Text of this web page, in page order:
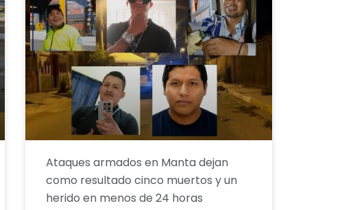
Ataques armados en Manta dejan
como resultado cinco muertos y un
herido en menos de 24 horas